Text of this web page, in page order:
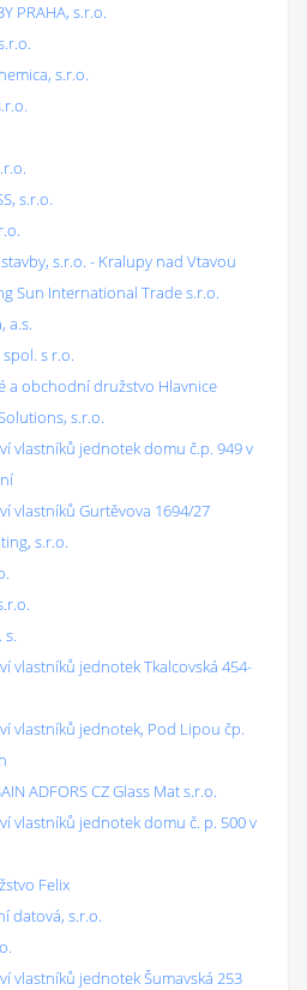
PRAHA, s.r.o.
s.r.o.
s.r.o.
s.r.o. - Kralupy nad Vtavou
Sun International Trade s.r.o.
a.s.
spol. s r.o.
a obchodní družstvo Hlavnice
s.r.o.
vlastníků jednotek domu č.p. 949 v
vlastníků Gurtěvova 1694/27
s.r.o.
s.
vlastníků jednotek Tkalcovská 454-
vlastníků jednotek, Pod Lipou čp.
ADFORS CZ Glass Mat s.r.o.
vlastníků jednotek domu č. p. 500 v
Felix
datová, s.r.o.
vlastníků jednotek Šumavská 253